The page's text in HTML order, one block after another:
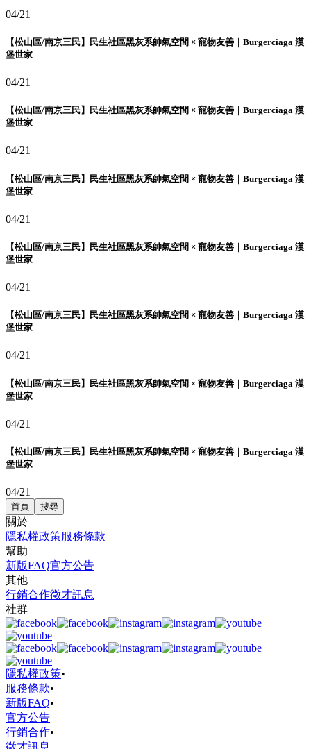
04/21
【松山區/南京三民】民生社區黑灰系帥氣空間 × 寵物友善｜Burgerciaga 漢
堡世家
04/21
【松山區/南京三民】民生社區黑灰系帥氣空間 × 寵物友善｜Burgerciaga 漢
堡世家
04/21
【松山區/南京三民】民生社區黑灰系帥氣空間 × 寵物友善｜Burgerciaga 漢
堡世家
04/21
【松山區/南京三民】民生社區黑灰系帥氣空間 × 寵物友善｜Burgerciaga 漢
堡世家
04/21
【松山區/南京三民】民生社區黑灰系帥氣空間 × 寵物友善｜Burgerciaga 漢
堡世家
04/21
【松山區/南京三民】民生社區黑灰系帥氣空間 × 寵物友善｜Burgerciaga 漢
堡世家
04/21
【松山區/南京三民】民生社區黑灰系帥氣空間 × 寵物友善｜Burgerciaga 漢
堡世家
04/21
首頁 搜尋
關於
隱私權政策服務條款
幫助
新版FAQ官方公告
其他
行銷合作徵才訊息
社群
隱私權政策•
服務條款•
新版FAQ•
官方公告
行銷合作•
徵才訊息